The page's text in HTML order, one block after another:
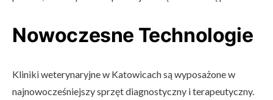
Nowoczesne Technologie
Kliniki weterynaryjne w Katowicach są wyposażone w
najnowocześniejszy sprzęt diagnostyczny i terapeutyczny.